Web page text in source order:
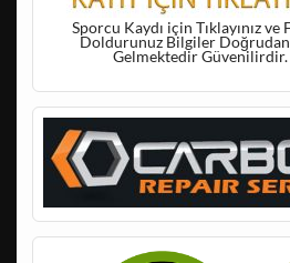
Sporcu Kaydı için Tıklayınız ve
Doldurunuz Bilgiler
Gelmektedir Güvenilirdir.